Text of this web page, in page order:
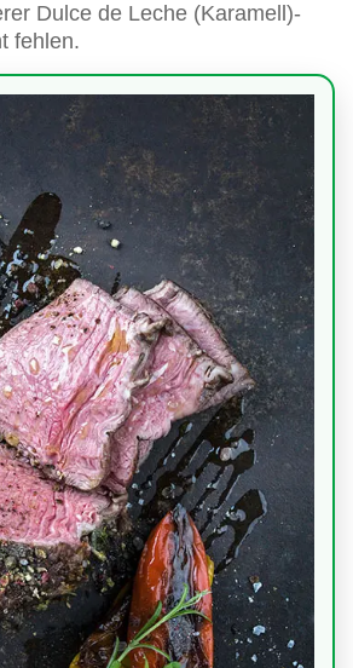
Dulce de Leche (Karamell)-
fehlen.